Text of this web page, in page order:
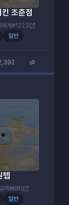
조준점
찌개#1223
일반
텝
쪽#KR1
일반